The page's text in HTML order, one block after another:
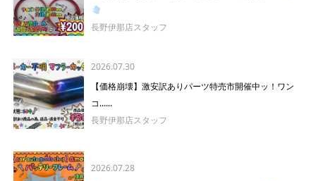
長野伊那店スタッフ
2026.07.30
【価格崩壊】激安訳ありパーツ特売市開催中ッ！ワン
コ......
長野伊那店スタッフ
2026.07.28